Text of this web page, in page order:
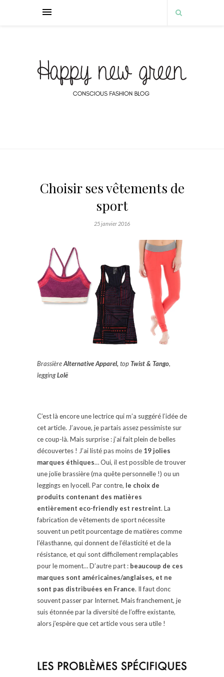
Choisir ses vêtements de
sport
25 janvier 2016
BrassièreAlternative Apparel, topTwist & Tango,
leggingLolë
C’est là encore une lectrice qui m’a suggéré l’idée de
cet article. J’avoue, je partais assez pessimiste sur
ce coup-là. Mais surprise : j’ai fait plein de belles
découvertes ! J’ai listé pas moins de 19 jolies
marques éthiques… Oui, il est possible de trouver
une jolie brassière (ma quête personnelle !) ou un
leggings en lyocell. Par contre, le choix de
produits contenant des matières
entièrement eco-friendly est restreint. La
fabrication de vêtements de sport nécessite
souvent un petit pourcentage de matières comme
l’élasthanne, qui donnent de l’élasticité et de la
résistance, et qui sont difficilement remplaçables
pour le moment… D’autre part : beaucoup de ces
marques sont américaines/anglaises, et ne
sont pas distribuées en France. Il faut donc
souvent passer par Internet. Mais franchement, je
suis étonnée par la diversité de l’offre existante,
alors j’espère que cet article vous sera utile !